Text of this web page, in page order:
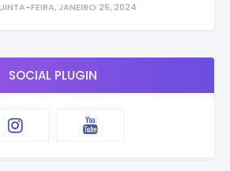
FEIRA, JANEIRO 25, 2024
SOCIAL PLUGIN